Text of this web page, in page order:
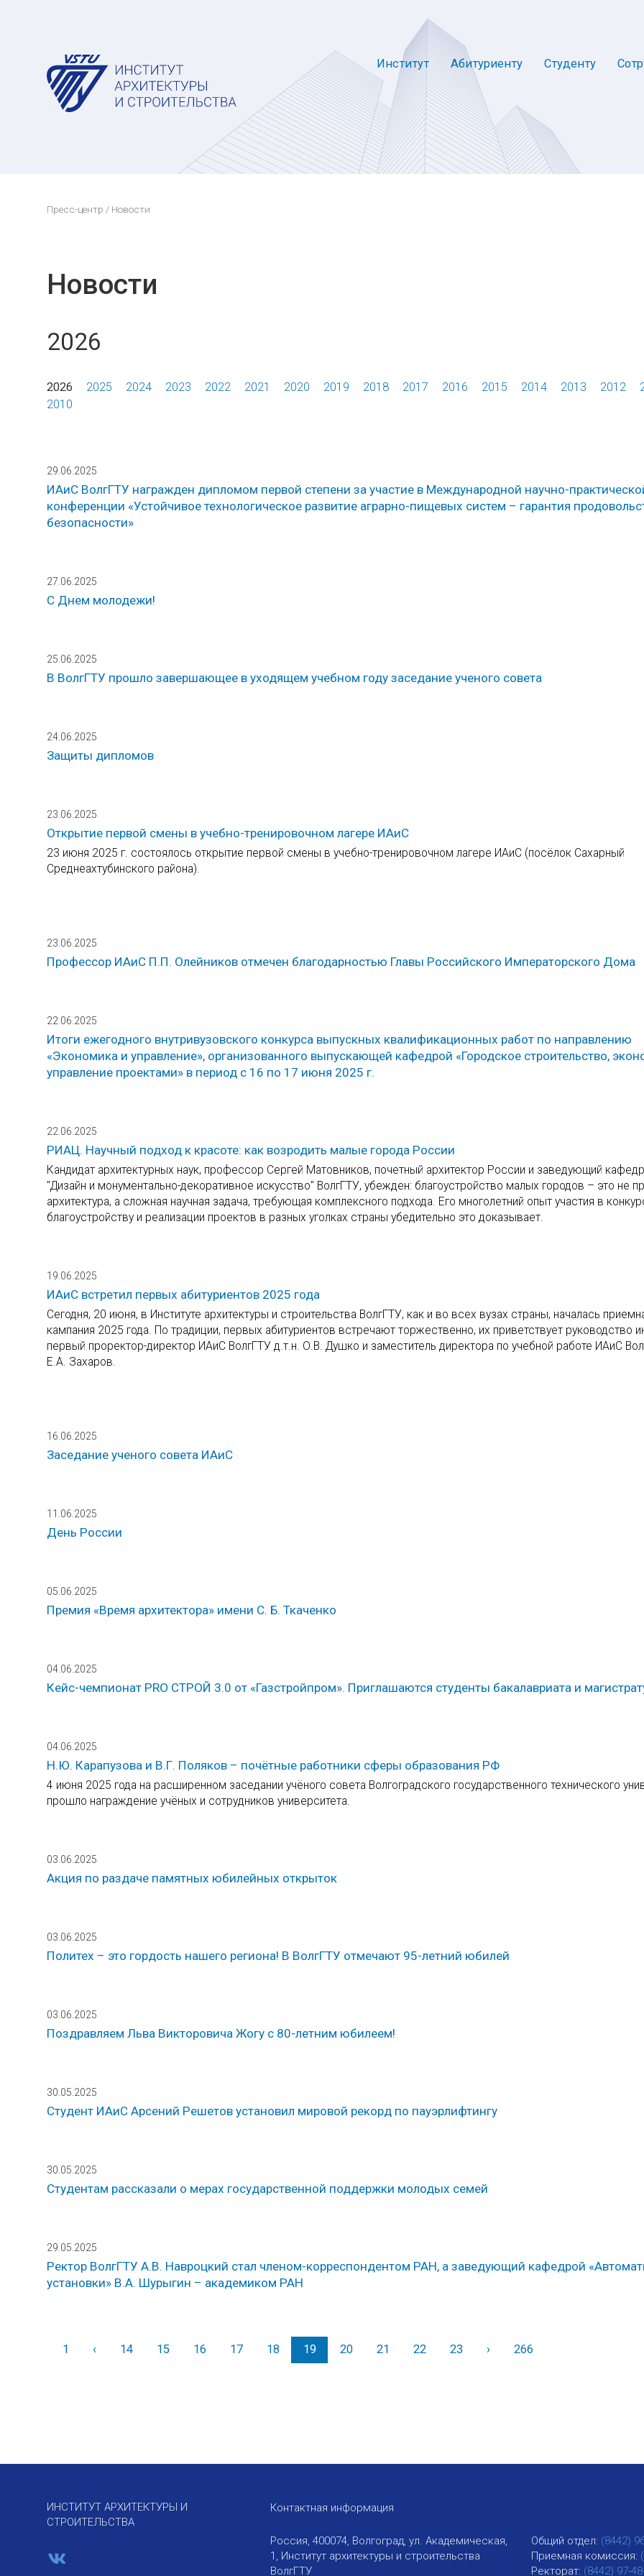
Институт Абитуриенту Студенту
Пресс-центр / Новости
Новости
2026
2026 2025 2024 2023 2022 2021 2020 2019 2018 2017 2016 2015 2014 2013 2012
2010
29.06.2025
ИАиС ВолгГТУ награжден дипломом первой степени за участие в Международной научно-
конференции «Устойчивое технологическое развитие аграрно-пищевых систем – гарантия
безопасности»
27.06.2025
С Днем молодежи!
25.06.2025
В ВолгГТУ прошло завершающее в уходящем учебном году заседание ученого совета
24.06.2025
Защиты дипломов
23.06.2025
Открытие первой смены в учебно-тренировочном лагере ИАиС
23 июня 2025 г. состоялось открытие первой смены в учебно-тренировочном лагере ИАиС (посёлок Сахарный
Среднеахтубинского района).
23.06.2025
Профессор ИАиС П.П. Олейников отмечен благодарностью Главы Российского Императорского Дома
22.06.2025
Итоги ежегодного внутривузовского конкурса выпускных квалификационных работ по направлению
«Экономика и управление», организованного выпускающей кафедрой «Городское строительство,
управление проектами» в период с 16 по 17 июня 2025 г.
22.06.2025
РИАЦ. Научный подход к красоте: как возродить малые города России
Кандидат архитектурных наук, профессор Сергей Матовников, почетный архитектор России и заведующий
"Дизайн и монументально-декоративное искусство" ВолгГТУ, убежден: благоустройство малых городов – это не
архитектура, а сложная научная задача, требующая комплексного подхода. Его многолетний опыт участия в
благоустройству и реализации проектов в разных уголках страны убедительно это доказывает.
19.06.2025
ИАиС встретил первых абитуриентов 2025 года
Сегодня, 20 июня, в Институте архитектуры и строительства ВолгГТУ, как и во всех вузах страны, началась
кампания 2025 года. По традиции, первых абитуриентов встречают торжественно, их приветствует руководство
первый проректор-директор ИАиС ВолгГТУ д.т.н. О.В. Душко и заместитель директора по учебной работе ИАиС
Е.А. Захаров.
16.06.2025
Заседание ученого совета ИАиС
11.06.2025
День России
05.06.2025
Премия «Время архитектора» имени С. Б. Ткаченко
04.06.2025
Кейс-чемпионат PRO СТРОЙ 3.0 от «Газстройпром». Приглашаются студенты бакалавриата и
04.06.2025
Н.Ю. Карапузова и В.Г. Поляков – почётные работники сферы образования РФ
4 июня 2025 года на расширенном заседании учёного совета Волгоградского государственного технического
прошло награждение учёных и сотрудников университета.
03.06.2025
Акция по раздаче памятных юбилейных открыток
03.06.2025
Политех – это гордость нашего региона! В ВолгГТУ отмечают 95-летний юбилей
03.06.2025
Поздравляем Льва Викторовича Жогу с 80-летним юбилеем!
30.05.2025
Студент ИАиС Арсений Решетов установил мировой рекорд по пауэрлифтингу
30.05.2025
Студентам рассказали о мерах государственной поддержки молодых семей
29.05.2025
Ректор ВолгГТУ А.В. Навроцкий стал членом-корреспондентом РАН, а заведующий кафедрой
установки» В.А. Шурыгин – академиком РАН
1 ‹Назад
14 15 16 17 18 19 20 21 22 23 ›Вперед
266
ИНСТИТУТ АРХИТЕКТУРЫ И
СТРОИТЕЛЬСТВА
Контактная информация
Россия, 400074, Волгоград, ул. Академическая,
1, Институт архитектуры и строительства
ВолгГТУ
Общий отдел: (8442)
Приемная комиссия:
Ректорат: (8442) 97-